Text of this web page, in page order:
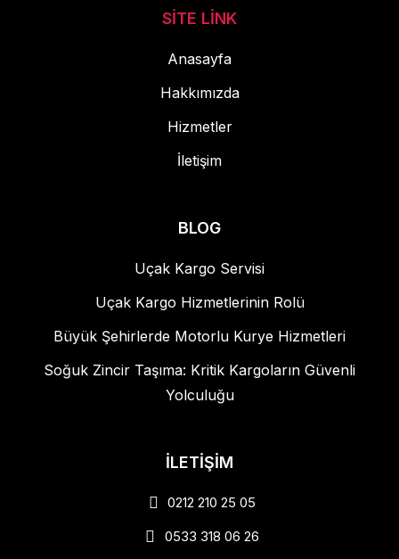
SITE LINK
Anasayfa
Hakkımızda
Hizmetler
İletişim
BLOG
Uçak Kargo Servisi
Uçak Kargo Hizmetlerinin Rolü
Büyük Şehirlerde Motorlu Kurye Hizmetleri
Soğuk Zincir Taşıma: Kritik Kargoların Güvenli
Yolculuğu
İLETİŞİM
0212 210 25 05
0533 318 06 26